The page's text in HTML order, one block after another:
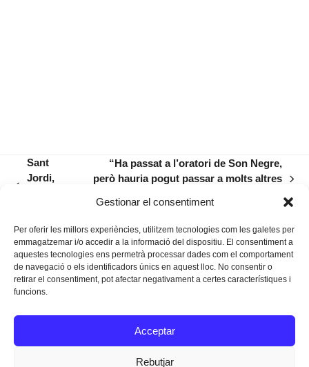
Gestionar el consentiment
Per oferir les millors experiències, utilitzem tecnologies com les galetes per
emmagatzemar i/o accedir a la informació del dispositiu. El consentiment a
aquestes tecnologies ens permetrà processar dades com el comportament
de navegació o els identificadors únics en aquest lloc. No consentir o
retirar el consentiment, pot afectar negativament a certes característiques i
funcions.
Acceptar
Rebutjar
Sant
Jordi,
next
post:
“Ha passat a l’oratori de Son Negre,
però hauria pogut passar a molts altres
Instagram
Facebook
Twitter
Texts Legals